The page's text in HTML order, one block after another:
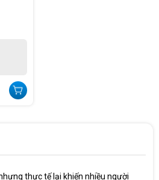
thực tế lại khiến nhiều người